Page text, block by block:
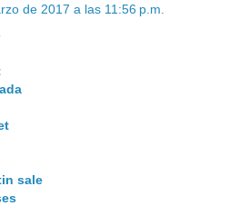
de 2017 a las 11:56 p.m.
sale